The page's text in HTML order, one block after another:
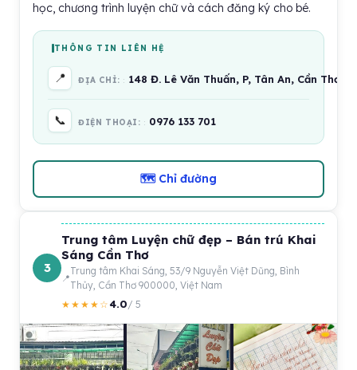
học, chương trình luyện chữ và cách đăng ký cho bé.
THÔNG TIN LIÊN HỆ
📍 ĐỊA CHỈ: 148 Đ. Lê Văn Thuấn, P, Tân An, Cần Thơ,
📞 ĐIỆN THOẠI: 0976 133 701
🗺 Chỉ đường
3
Trung tâm Luyện chữ đẹp – Bán trú Khai
Sáng Cần Thơ
Trung tâm Khai Sáng, 53/9 Nguyễn Việt Dũng, Bình
Thủy, Cần Thơ 900000, Việt Nam
★★★★☆4.0 / 5